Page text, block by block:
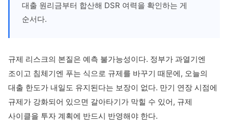
대출 원리금부터 합산해 DSR 여력을 확인하는 게
순서다.
규제 리스크의 본질은 예측 불가능성이다. 정부가 과열기엔
조이고 침체기엔 푸는 식으로 규제를 바꾸기 때문에, 오늘의
대출 한도가 내일도 유지된다는 보장이 없다. 만기 연장 시점에
규제가 강화되어 있으면 갈아타기가 막힐 수 있어, 규제
사이클을 투자 계획에 반드시 반영해야 한다.